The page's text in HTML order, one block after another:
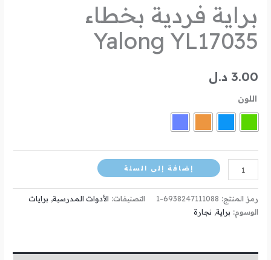
براية فردية بخطاء
Yalong YL17035
3.00 د.ل
اللون
إضافة إلى السلة
رمز المنتج: 6938247111088-1 التصنيفات: الأدوات المدرسية, برايات
الوسوم: براية, نجارة